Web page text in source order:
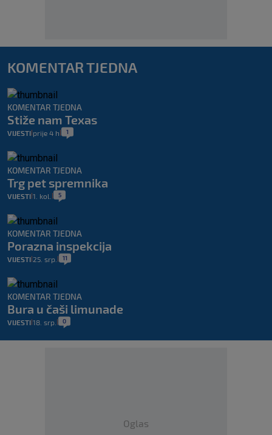
KOMENTAR TJEDNA
KOMENTAR TJEDNA
Stiže nam Texas
VIJESTI prije 4 h 1
KOMENTAR TJEDNA
Trg pet spremnika
VIJESTI 1. kol. 5
KOMENTAR TJEDNA
Porazna inspekcija
VIJESTI 25. srp. 11
KOMENTAR TJEDNA
Bura u čaši limunade
VIJESTI 18. srp. 0
Oglas